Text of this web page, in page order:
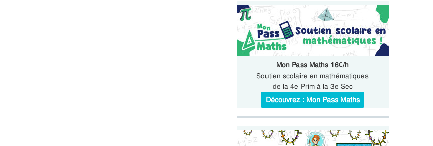
Mon Pass Maths 16€/h
Soutien scolaire en mathématiques
de la 4e Prim à la 3e Sec
Découvrez : Mon Pass Maths